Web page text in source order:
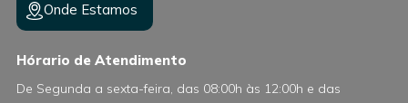
Onde Estamos
Hórario de Atendimento
De Segunda a sexta-feira, das 08:00h às 12:00h e das